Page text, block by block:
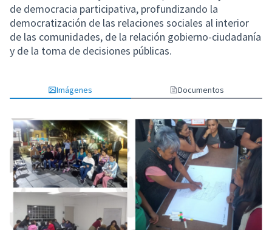
de democracia participativa, profundizando la
democratización de las relaciones sociales al interior
de las comunidades, de la relación gobierno-ciudadanía
y de la toma de decisiones públicas.
Imágenes Documentos